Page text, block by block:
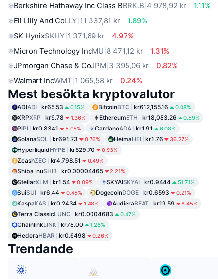
Berkshire Hathaway Inc Class BBRK.B 4 978,92 kr
1.11%
Eli Lilly And CoLLY 11 337,81 kr
1.89%
SK HynixSKHY 1 371,69 kr
4.97%
Micron Technology IncMU 8 471,12 kr
1.31%
JPmorgan Chase & CoJPM 3 395,06 kr
0.82%
Walmart IncWMT 1 065,58 kr 0.24%
Mest besökta kryptovalutor
ADIADI kr65.53 0.15% BitcoinBTC kr612,155.16 0.08%
XRPXRP kr9.78 1.36% EthereumETH kr18,083.26 0.59%
PiPI kr0.8341 5.05% CardanoADA kr1.91 6.08%
SolanaSOL kr691.73 0.76% HeimaHEI kr1.76 36.27%
HyperliquidHYPE kr529.70 0.93%
ZcashZEC kr4,798.51 0.49%
Shiba InuSHIB kr0.00004465 2.21%
StellarXLM kr1.54 0.09% SKYAISKYAI kr0.9444 51.71%
SuiSUI kr6.44 0.45% DogecoinDOGE kr0.6593 0.21%
KaspaKAS kr0.2434 1.48% AudieraBEAT kr19.59 8.45%
Terra ClassicLUNC kr0.0004683 0.47%
ChainlinkLINK kr78.00 1.26%
HederaHBAR kr0.6498 0.26%
Trendande